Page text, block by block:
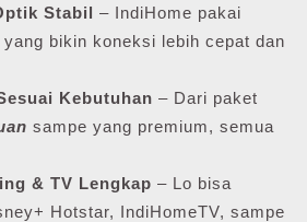
Stabil – IndiHome pakai
bikin koneksi lebih cepat dan
Kebutuhan – Dari paket
sampe yang premium, semua
& TV Lengkap – Lo bisa
Hotstar, IndiHomeTV, sampe